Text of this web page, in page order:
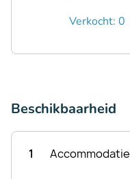
Verkocht: 0
Beschikbaarheid
1 Accommodatie